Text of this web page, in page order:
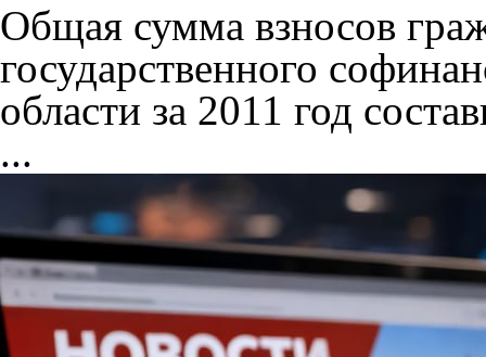
Общая сумма взносов
государственного
области за 2011 год
...